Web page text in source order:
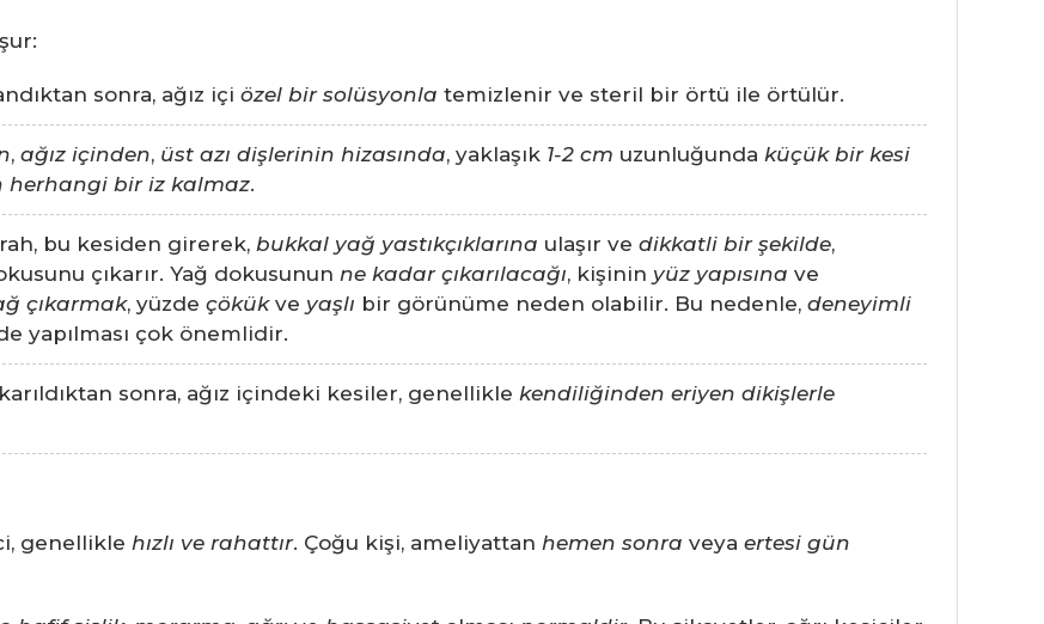
sonra, ağız içi özel bir solüsyonla temizlenir ve steril bir örtü ile örtülür.
, ağız içinden, üst azı dişlerinin hizasında, yaklaşık 1-2 cm uzunluğunda küçük bir kesi
herhangi bir iz kalmaz.
bu kesiden girerek, bukkal yağ yastıkçıklarına ulaşır ve dikkatli bir şekilde,
çıkarır. Yağ dokusunun ne kadar çıkarılacağı, kişinin yüz yapısına ve
çıkarmak, yüzde çökükve yaşlı bir görünüme neden olabilir. Bu nedenle, deneyimli
yapılması çok önemlidir.
sonra, ağız içindeki kesiler, genellikle kendiliğinden eriyen dikişlerle
genellikle hızlı ve rahattır. Çoğu kişi, ameliyattan hemen sonra veya ertesi gün